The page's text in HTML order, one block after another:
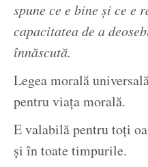
spune ce e bine și ce e
capacitatea de a
înnăscută.
Legea morală
pentru viața morală.
E valabilă pentru toți
și în toate timpurile.